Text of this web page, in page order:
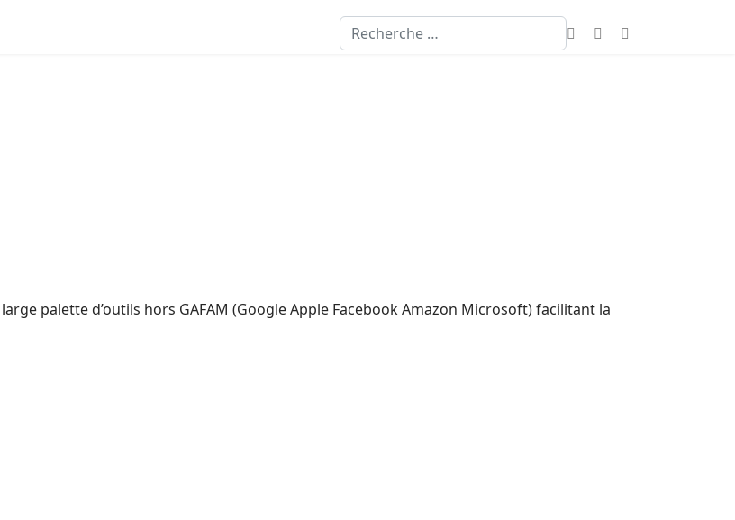
Valider
palette d’outils hors GAFAM (Google Apple Facebook Amazon Microsoft) facilitant la